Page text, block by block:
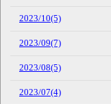
2023/10(5)
2023/09(7)
2023/08(5)
2023/07(4)